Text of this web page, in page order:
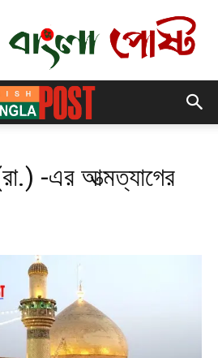
-এর আত্মত্যাগের